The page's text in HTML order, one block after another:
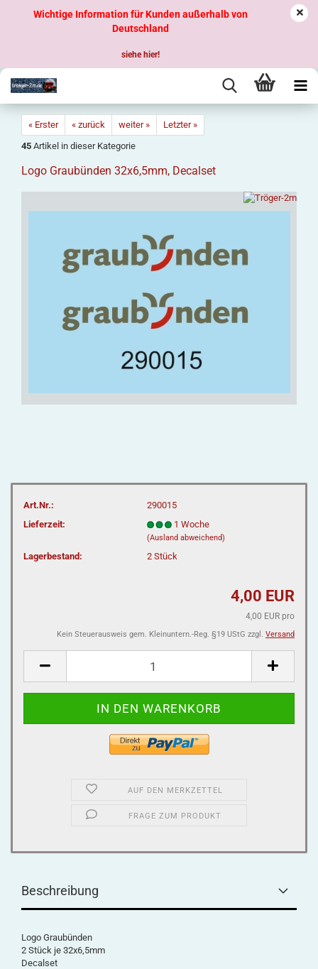
Wichtige Information für Kunden außerhalb von
Deutschland
siehe hier!
« Erster « zurück weiter »
Letzter »
45 Artikel in dieser Kategorie
Logo Graubünden 32x6,5mm, Decalset
Art.Nr.:
290015
Lieferzeit:
1 Woche
(Ausland abweichend)
Lagerbestand: 2Stück
4,00 EUR
4,00 EUR pro
Kein Steuerausweis gem. Kleinuntern.-Reg. §19 UStG zzgl. Versand
AUF DEN MERKZETTEL
FRAGE ZUM PRODUKT
Beschreibung
Logo Graubünden
2 Stück je 32x6,5mm
Decalset